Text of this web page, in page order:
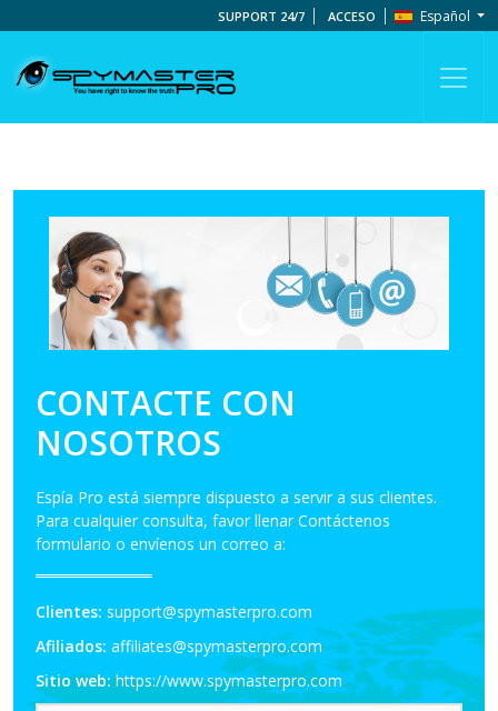
SUPPORT 24/7 ACCESO Español
CONTACTE CON
NOSOTROS
Espía Pro está siempre dispuesto a servir a sus clientes.
Para cualquier consulta, favor llenar Contáctenos
formulario o envíenos un correo a:
Clientes: support@spymasterpro.com
Afiliados: affiliates@spymasterpro.com
Sitio web:https://www.spymasterpro.com